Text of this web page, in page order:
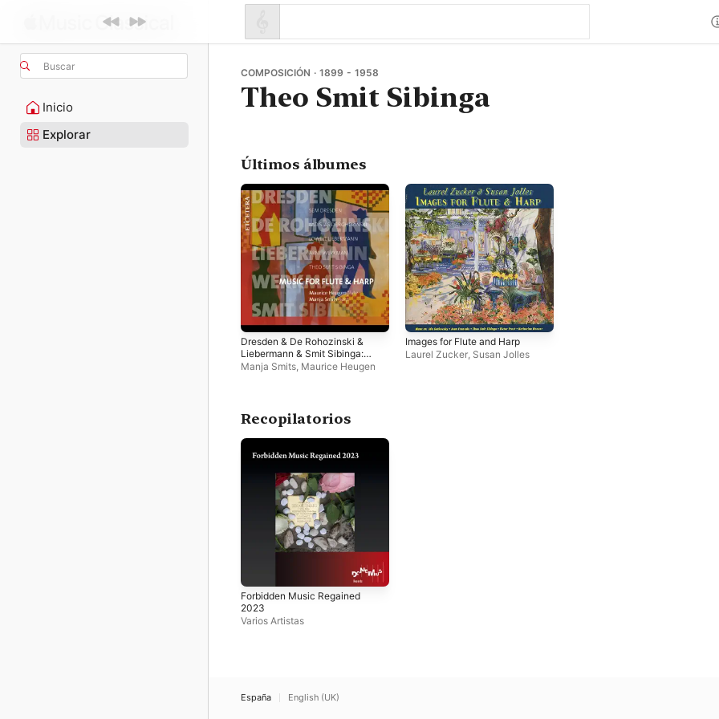
Buscar
Inicio
Explorar
COMPOSICIÓN · 1899 - 1958
Theo Smit Sibinga
Últimos álbumes
Dresden & De Rohozinski &
Liebermann & Smit Sibinga:
Music for Flute & Harp
Manja Smits Maurice Heugen
Images for Flute and Harp
Laurel Zucker, Susan Jolles
Recopilatorios
Forbidden Music Regained
2023
Varios Artistas
España English (UK)